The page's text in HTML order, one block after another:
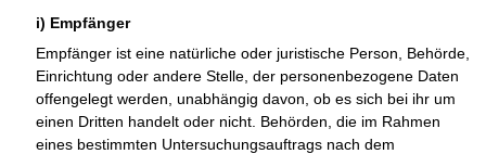
i) Empfänger
Empfänger ist eine natürliche oder juristische Person, Behörde,
Einrichtung oder andere Stelle, der personenbezogene Daten
offengelegt werden, unabhängig davon, ob es sich bei ihr um
einen Dritten handelt oder nicht. Behörden, die im Rahmen
eines bestimmten Untersuchungsauftrags nach dem